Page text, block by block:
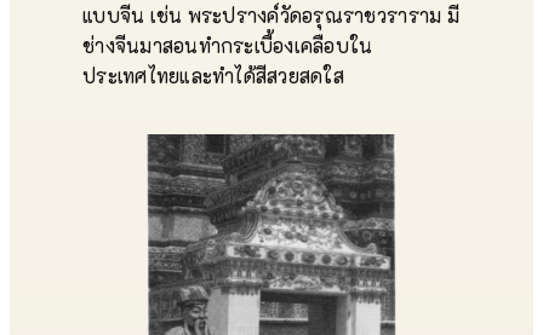
แบบจีน เช่น พระปรางค์วัดอรุณราชวราราม มี
ช่างจีนมาสอนทำกระเบื้องเคลือบใน
ประเทศไทยและทำได้สีสวยสดใส